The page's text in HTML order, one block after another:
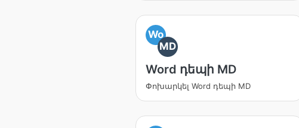
Wo
MD
Word դեպի MD
Փոխարկել Word դեպի MD